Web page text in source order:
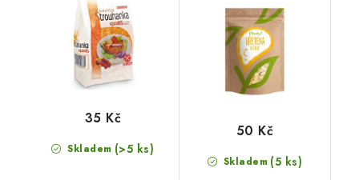
Skladem (>5 ks)
35 Kč
Skladem (5 ks)
50 Kč